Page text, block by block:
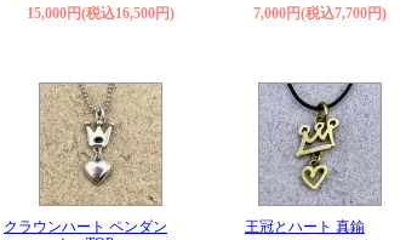
15,000円(税込16,500円)
7,000円(税込7,700円)
クラウンハート ペンダン
王冠とハート 真鍮